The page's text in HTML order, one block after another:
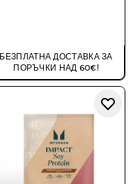
БЕЗПЛАТНА ДОСТАВКА ЗА
ПОРЪЧКИ НАД 60€!